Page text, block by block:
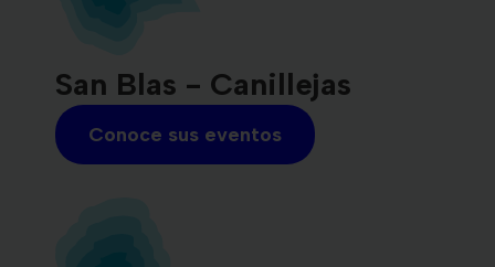
San Blas - Canillejas
Conoce sus eventos